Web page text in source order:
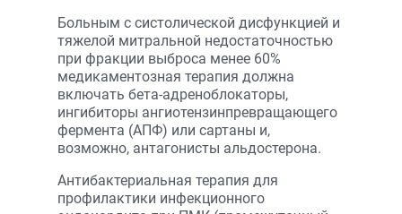
Больным с систолической дисфункцией и
тяжелой митральной недостаточностью
при фракции выброса менее 60%
медикаментозная терапия должна
включать бета-адреноблокаторы,
ингибиторы ангиотензинпревращающего
фермента (АПФ) или сартаны и,
возможно, антагонисты альдостерона.
Антибактериальная терапия для
профилактики инфекционного